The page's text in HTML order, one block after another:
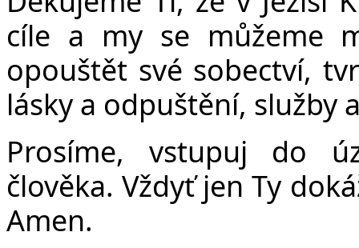
cíle a my se můžeme
opouštět své sobectví,
lásky a odpuštění, služby
Prosíme, vstupuj do
člověka. Vždyť jen Ty
Amen.